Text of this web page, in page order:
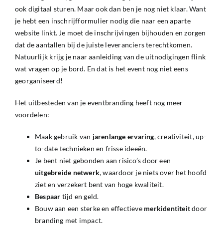
ook digitaal sturen. Maar ook dan ben je nog niet klaar. Want
je hebt een inschrijfformulier nodig die naar een aparte
website linkt. Je moet de inschrijvingen bijhouden en zorgen
dat de aantallen bij de juiste leveranciers terechtkomen.
Natuurlijk krijg je naar aanleiding van de uitnodigingen flink
wat vragen op je bord. En dat is het event nog niet eens
georganiseerd!
Het uitbesteden van je eventbranding heeft nog meer
voordelen:
Maak gebruik van jarenlange ervaring, creativiteit, up-
to-date technieken en frisse ideeën.
Je bent niet gebonden aan risico’s door een
uitgebreide netwerk, waardoor je niets over het hoofd
ziet en verzekert bent van hoge kwaliteit.
Bespaar tijd en geld.
Bouw aan een sterke en effectieve merkidentiteitdoor
branding met impact.